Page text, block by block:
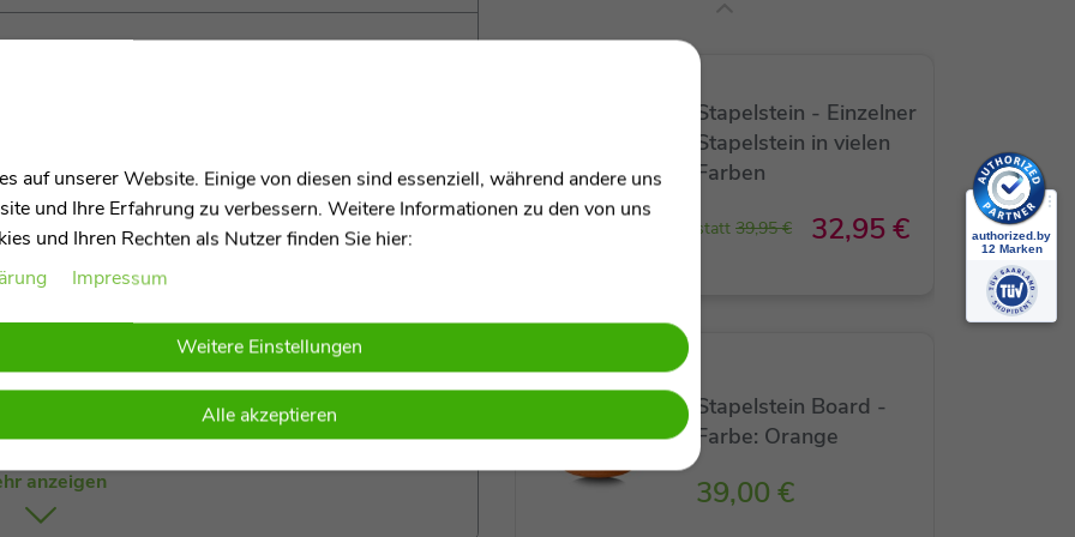
als 3er Set
Set und ein wunderbares Spielzeug, das sowohl
Es handelt sich bei meinem Set um drei
und robustem Kunststoff
bieten unendliche Möglichkeiten zum Spielen,
balancieren, als Sitzgelegenheit nutzen oder
die Kreativität, Motorik und die Fantasie Eurer
ich problemlos transportiert und in jedem Raum
% recyclebar und durch meine Langlebigkeit eine
anzeigen
Stapelstein - Einzelner
Stapelstein in vielen
Farben
statt 39,95 € 32,95 €
Stapelstein Board -
Farbe: Orange
39,00 €
auf unserer Website. Einige von diesen sind essenziell, während andere uns
und Ihre Erfahrung zu verbessern. Weitere Informationen zu den von uns
und Ihren Rechten als Nutzer finden Sie hier:
Impressum
Weitere Einstellungen
Alle akzeptieren